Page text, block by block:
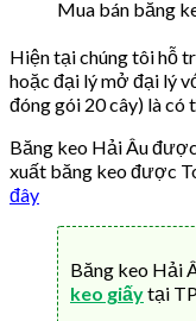
Mua bán băng
Hiện tại chúng tôi hỗ
hoặc đại lý mở đại lý
đóng gói 20 cây) là có
Băng keo Hải Âu
xuất băng keo được
đây
Băng keo Hải
keo giấytại